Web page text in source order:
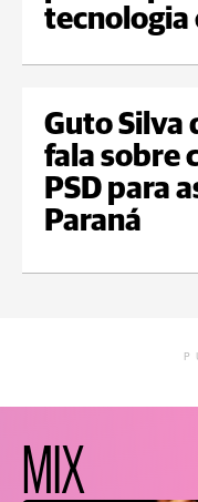
tecnologia
Guto Silva
fala sobre
PSD para
Paraná
MIX